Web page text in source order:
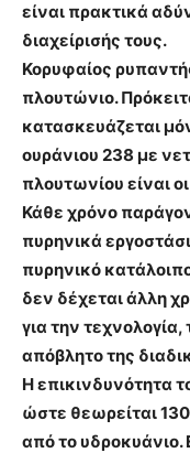
είναι πρακτικά
διαχείρισής τους.
Κορυφαίος
πλουτώνιο.
κατασκευάζεται
ουράνιου 238 με
πλουτωνίου είναι
Κάθε χρόνο
πυρηνικά
πυρηνικό
δεν δέχεται άλλη
για την τεχνολογία,
απόβλητο της
Η επικινδυνότητα
ώστε θεωρείται
από το υδροκυάνιο.